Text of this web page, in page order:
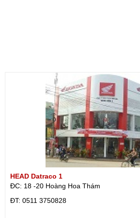
HEAD Datraco 1
ĐC: 18 -20 Hoàng Hoa Thám
ÐT: 0511 3750828